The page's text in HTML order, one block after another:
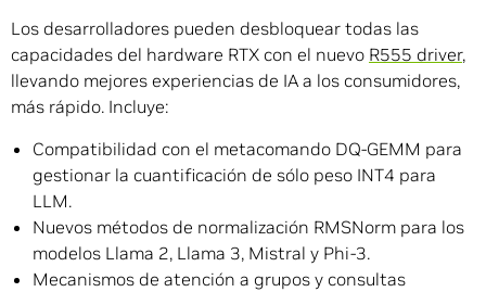
Los desarrolladores pueden desbloquear todas las
capacidades del hardware RTX con el nuevo R555 driver,
llevando mejores experiencias de IA a los consumidores,
más rápido. Incluye:
Compatibilidad con el metacomando DQ-GEMM para
gestionar la cuantificación de sólo peso INT4 para
LLM.
Nuevos métodos de normalización RMSNorm para los
modelos Llama 2, Llama 3, Mistral y Phi-3.
Mecanismos de atención a grupos y consultas